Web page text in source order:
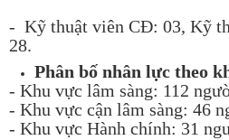
- Kỹ thuật viên CĐ: 03, Kỹ
28.
Phân bố nhân lực theo
- Khu vực lâm sàng: 112
- Khu vực cận lâm sàng: 46
- Khu vực Hành chính: 31